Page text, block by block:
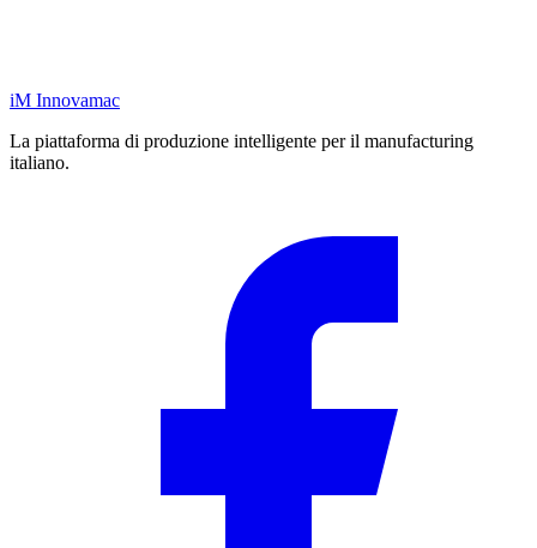
iM Innovamac
La piattaforma di produzione intelligente per il manufacturing
italiano.